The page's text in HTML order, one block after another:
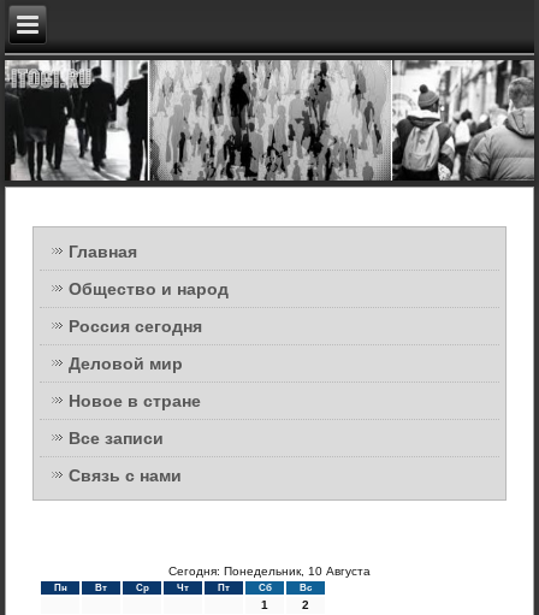
Главная
Общество и народ
Россия сегодня
Деловой мир
Новое в стране
Все записи
Связь с нами
Сегодня: Понедельник, 10 Августа
Пн Вт Ср Чт Пт Сб Вс
1
2